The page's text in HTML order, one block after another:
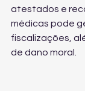
atestados e
médicas pode
fiscalizações,
de dano moral.